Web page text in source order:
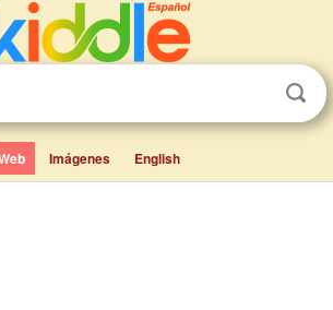
Imágenes English